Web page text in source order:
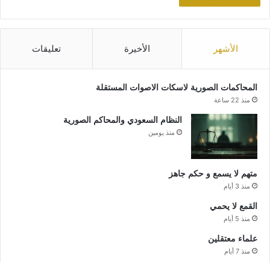
الأشهر الأخيرة تعليقات
المحاكمات الصورية لاسكات الاصوات المستقلة
منذ 22 ساعة
النظام السعودي والمحاكم الصورية
منذ يومين
متهم لا يسمع و حكم جاهز
منذ 3 أيام
القمع لا يحمي
منذ 5 أيام
علماء معتقلين
منذ 7 أيام